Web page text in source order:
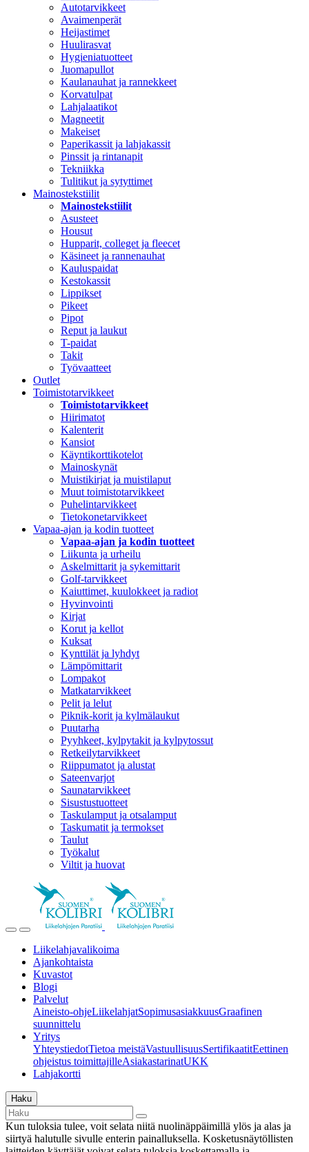
Autotarvikkeet
Avaimenperät
Heijastimet
Huulirasvat
Hygieniatuotteet
Juomapullot
Kaulanauhat ja rannekkeet
Korvatulpat
Lahjalaatikot
Magneetit
Makeiset
Paperikassit ja lahjakassit
Pinssit ja rintanapit
Tekniikka
Tulitikut ja sytyttimet
Mainostekstiilit
Mainostekstiilit
Asusteet
Housut
Hupparit, colleget ja fleecet
Käsineet ja rannenauhat
Kauluspaidat
Kestokassit
Lippikset
Pikeet
Pipot
Reput ja laukut
T-paidat
Takit
Työvaatteet
Outlet
Toimistotarvikkeet
Toimistotarvikkeet
Hiirimatot
Kalenterit
Kansiot
Käyntikorttikotelot
Mainoskynät
Muistikirjat ja muistilaput
Muut toimistotarvikkeet
Puhelintarvikkeet
Tietokonetarvikkeet
Vapaa-ajan ja kodin tuotteet
Vapaa-ajan ja kodin tuotteet
Liikunta ja urheilu
Askelmittarit ja sykemittarit
Golf-tarvikkeet
Kaiuttimet, kuulokkeet ja radiot
Hyvinvointi
Kirjat
Korut ja kellot
Kuksat
Kynttilät ja lyhdyt
Lämpömittarit
Lompakot
Matkatarvikkeet
Pelit ja lelut
Piknik-korit ja kylmälaukut
Puutarha
Pyyhkeet, kylpytakit ja kylpytossut
Retkeilytarvikkeet
Riippumatot ja alustat
Sateenvarjot
Saunatarvikkeet
Sisustustuotteet
Taskulamput ja otsalamput
Taskumatit ja termokset
Taulut
Työkalut
Viltit ja huovat
Liikelahjavalikoima
Ajankohtaista
Kuvastot
Blogi
Palvelut
Aineisto-ohjeLiikelahjatSopimusasiakkuusGraafinen
suunnittelu
Yritys
YhteystiedotTietoa meistäVastuullisuusSertifikaatitEettinen
ohjeistus toimittajilleAsiakastarinatUKK
Lahjakortti
Haku
Kun tuloksia tulee, voit selata niitä nuolinäppäimillä ylös ja alas ja
siirtyä halutulle sivulle enterin painalluksella. Kosketusnäytöllisten